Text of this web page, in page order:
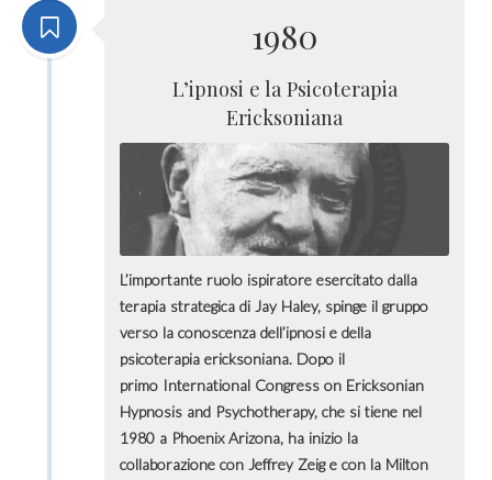
1980
L’ipnosi e la Psicoterapia
Ericksoniana
L’importante ruolo ispiratore esercitato dalla
terapia strategica di Jay Haley, spinge il gruppo
verso la conoscenza dell’ipnosi e della
psicoterapia ericksoniana. Dopo il
primo International Congress on Ericksonian
Hypnosis and Psychotherapy, che si tiene nel
1980 a Phoenix Arizona, ha inizio la
collaborazione con Jeffrey Zeig e con la Milton